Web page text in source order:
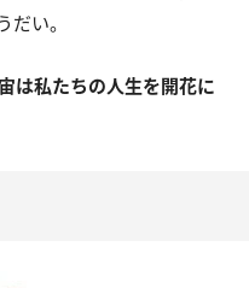
い。
は私たちの人生を開花に